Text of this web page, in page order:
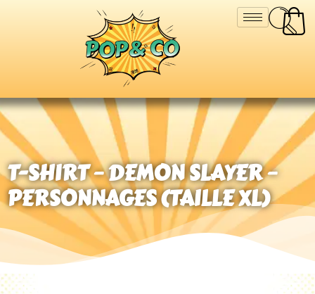
T-SHIRT – DEMON SLAYER –
PERSONNAGES (TAILLE XL)